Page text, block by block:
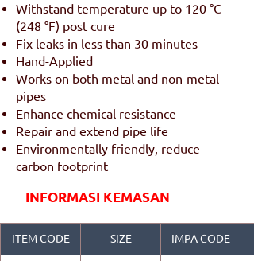
Withstand temperature up to 120 °C
(248 °F) post cure
Fix leaks in less than 30 minutes
Hand-Applied
Works on both metal and non-metal
pipes
Enhance chemical resistance
Repair and extend pipe life
Environmentally friendly, reduce
carbon footprint
INFORMASI KEMASAN
ITEM CODE SIZE IMPA CODE